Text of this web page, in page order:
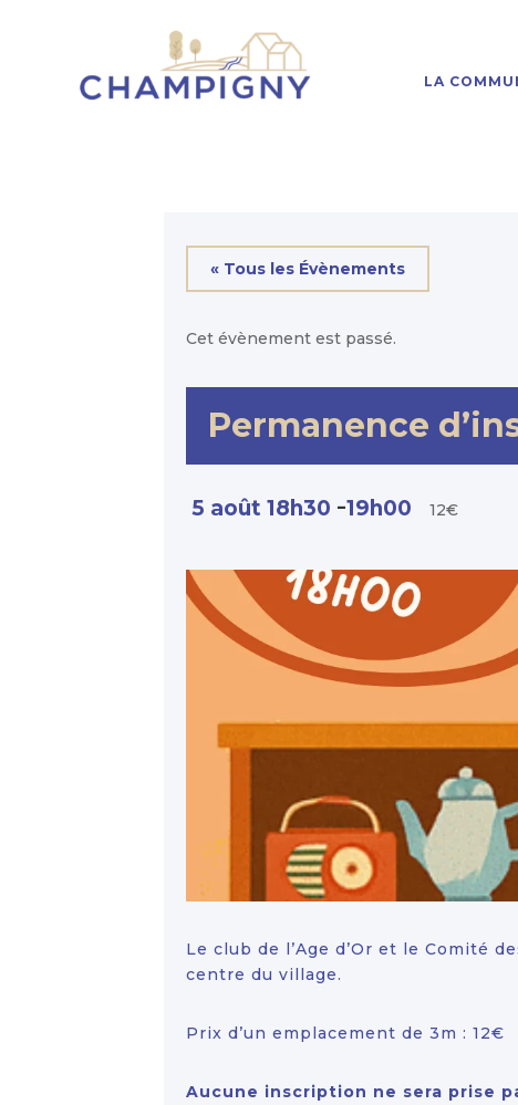
LA
« Tous les Évènements
Cet évènement est passé.
Permanence
5 août 18h30 -19h00 12€
Le club de l’Age d’Or et le Comité
centre du village.
Prix d’un emplacement de 3m : 12€
Aucune inscription ne sera prise